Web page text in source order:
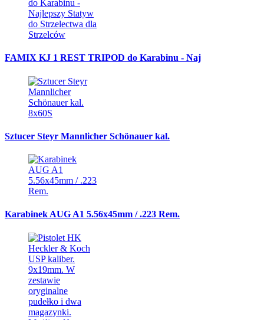
FAMIX KJ 1 REST TRIPOD do Karabinu - Naj
Sztucer Steyr Mannlicher Schönauer kal.
Karabinek AUG A1 5.56x45mm / .223 Rem.